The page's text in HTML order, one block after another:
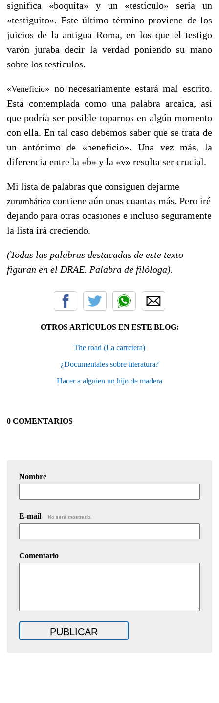
significa «boquita» y un «testículo» sería un
«testiguito». Este último término proviene de los
juicios de la antigua Roma, en los que el testigo
varón juraba decir la verdad poniendo su mano
sobre los testículos.
«Veneficio» no necesariamente estará mal escrito.
Está contemplada como una palabra arcaica, así
que podría ser posible toparnos en algún momento
con ella. En tal caso debemos saber que se trata de
un antónimo de «beneficio». Una vez más, la
diferencia entre la «b» y la «v» resulta ser crucial.
Mi lista de palabras que consiguen dejarme
zurumbática contiene aún unas cuantas más. Pero iré
dejando para otras ocasiones e incluso seguramente
la lista irá creciendo.
(Todas las palabras destacadas de este texto
figuran en el DRAE. Palabra de filóloga).
OTROS ARTÍCULOS EN ESTE BLOG:
The road (La carretera)
¿Documentales sobre literatura?
Hacer a alguien un hijo de madera
0 COMENTARIOS
Nombre
E-mail No será mostrado.
Comentario